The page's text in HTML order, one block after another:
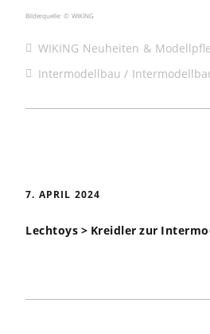
Bilderquelle: © WIKING
WIKING Neuheiten &
Intermodellbau
7. APRIL 2024
Lechtoys > Kreidler zur